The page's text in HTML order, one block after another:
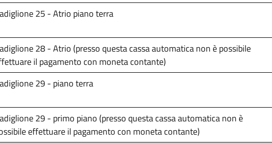
25 - Atrio piano terra
28 - Atrio (presso questa cassa automatica non è possibile
il pagamento con moneta contante)
29 - piano terra
29 - primo piano (presso questa cassa automatica non è
effettuare il pagamento con moneta contante)